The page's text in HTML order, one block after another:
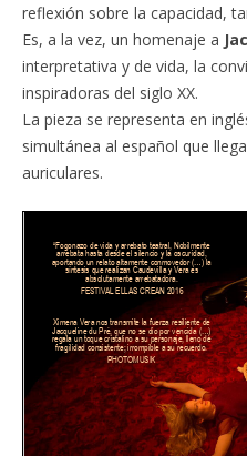
reflexión sobre la capacidad,
Es, a la vez, un homenaje a
interpretativa y de vida, la
inspiradoras del siglo XX.
La pieza se representa en
simultánea al español que
auriculares.